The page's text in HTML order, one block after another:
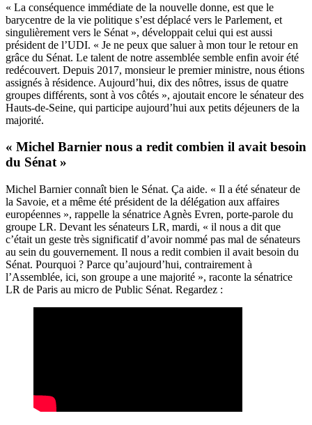
« La conséquence immédiate de la nouvelle donne, est que le
barycentre de la vie politique s’est déplacé vers le Parlement, et
singulièrement vers le Sénat », développait celui qui est aussi
président de l’UDI. « Je ne peux que saluer à mon tour le retour en
grâce du Sénat. Le talent de notre assemblée semble enfin avoir été
redécouvert. Depuis 2017, monsieur le premier ministre, nous étions
assignés à résidence. Aujourd’hui, dix des nôtres, issus de quatre
groupes différents, sont à vos côtés », ajoutait encore le sénateur des
Hauts-de-Seine, qui participe aujourd’hui aux petits déjeuners de la
majorité.
« Michel Barnier nous a redit combien il avait besoin
du Sénat »
Michel Barnier connaît bien le Sénat. Ça aide. « Il a été sénateur de
la Savoie, et a même été président de la délégation aux affaires
européennes », rappelle la sénatrice Agnès Evren, porte-parole du
groupe LR. Devant les sénateurs LR, mardi, « il nous a dit que
c’était un geste très significatif d’avoir nommé pas mal de sénateurs
au sein du gouvernement. Il nous a redit combien il avait besoin du
Sénat. Pourquoi ? Parce qu’aujourd’hui, contrairement à
l’Assemblée, ici, son groupe a une majorité », raconte la sénatrice
LR de Paris au micro de Public Sénat. Regardez :